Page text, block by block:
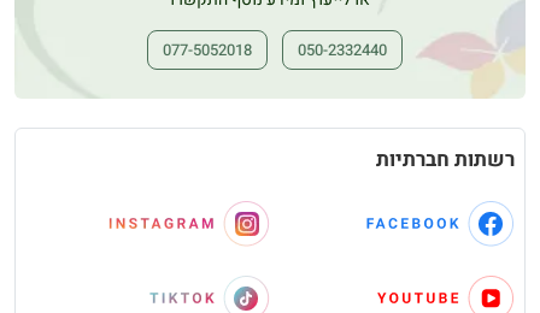
רשתות חברתיות
050-2332440
077-5052018